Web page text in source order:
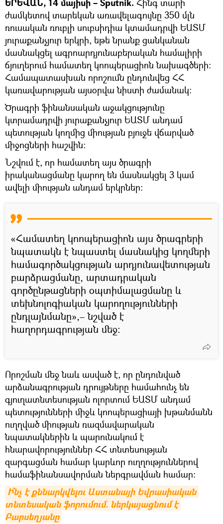
ԵՐԵՎԱՆ, 14 մայիսի – Sputnik. Հինգ տարի
ժամկետով տարեկան առավելագույնը 350 մլն
ռուսական ռուբլի սուբսիդիա կտամադրվի ԵԱՏՄ
յուրաքանչյուր երկրի, եթե նրանք ցանկանան
մասնակցել ագրոարդյունաբերական համալիրի
ճյուղերում համատեղ կոոպերացիոն նախագծերի։
Համապատասխան որոշումն ընդունվեց ՀՀ
կառավարության այսօրվա նիստի ժամանակ։
Ծրագրի ֆինանսական աջակցությունը
կտրամադրվի յուրաքանչյուր ԵԱՏՄ անդամ
պետության կողմից միության բյուջե վճարված
միջոցների հաշվին։
Նշվում է, որ համատեղ այս ծրագրի
իրականացմանը կարող են մասնակցել 3 կամ
ավելի միության անդամ երկրներ։
«Համատեղ կոոպերացիոն այս ծրագրերի
նպատակն է նպաստել մասնակից կողմերի
համագործակցության արդյունավետության
բարձրացմանը, արտադրական
գործընթացների օպտիմալացմանը և
տեխնոլոգիական կարողությունների
ընդլայնմանը»,– նշված է
հաղորդագրության մեջ։
Որոշման մեջ նաև ասված է, որ ընդունված
արձանագրության դրույթները համահունչ են
գյուղատնտեսության ոլորտում ԵԱՏՄ անդամ
պետությունների միջև կոոպերացիայի խթանմանն
ուղղված միության ռազմավարական
նպատակներին և պարունակում է
հնարավորություններ ՀՀ տնտեսության
զարգացման համար կարևոր ուղղություններով
համաֆինանսավորման ներգրավման համար։
Ի՞նչ է քննարկվելու Աստանայի Եվրասիական
տնտեսական ֆորումում. ներկայացնում է
Բարսեղյանը